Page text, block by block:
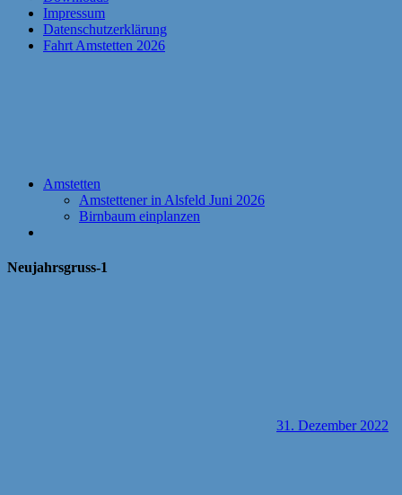
Impressum
Datenschutzerklärung
Fahrt Amstetten 2026
Amstetten
Amstettener in Alsfeld Juni 2026
Birnbaum einplanzen
Neujahrsgruss-1
31. Dezember 2022